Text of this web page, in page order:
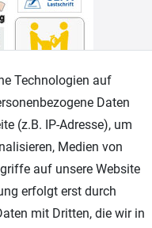
Technologien auf
Daten
(z.B. IP-Adresse), um
Medien von
auf unsere Website
erfolgt erst durch
mit Dritten, die wir in